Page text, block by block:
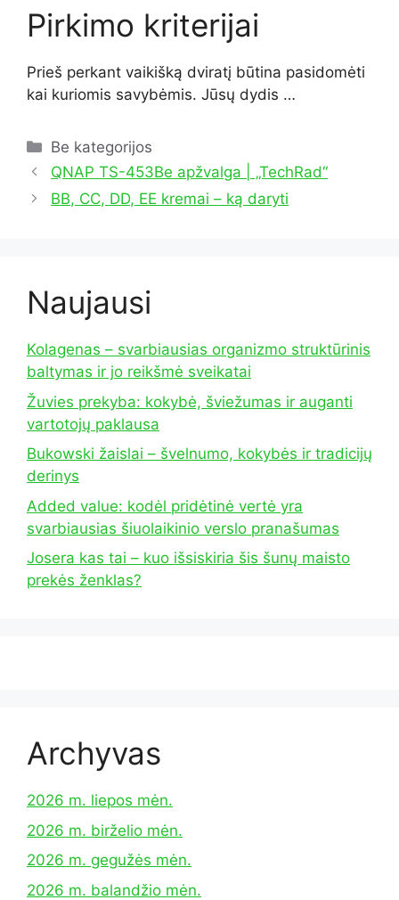
Pirkimo kriterijai
Prieš perkant vaikišką dviratį būtina pasidomėti
kai kuriomis savybėmis. Jūsų dydis …
Kategorijos
Be kategorijos
QNAP TS-453Be apžvalga | „TechRad“
BB, CC, DD, EE kremai – ką daryti
Naujausi
Kolagenas – svarbiausias organizmo struktūrinis
baltymas ir jo reikšmė sveikatai
Žuvies prekyba: kokybė, šviežumas ir auganti
vartotojų paklausa
Bukowski žaislai – švelnumo, kokybės ir tradicijų
derinys
Added value: kodėl pridėtinė vertė yra
svarbiausias šiuolaikinio verslo pranašumas
Josera kas tai – kuo išsiskiria šis šunų maisto
prekės ženklas?
Archyvas
2026 m. liepos mėn.
2026 m. birželio mėn.
2026 m. gegužės mėn.
2026 m. balandžio mėn.